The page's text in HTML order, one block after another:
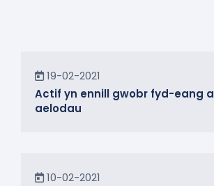
Newyddion
19-02-2021
Actif yn ennill gwobr fyd-eang
aelodau
Newyddion
10-02-2021